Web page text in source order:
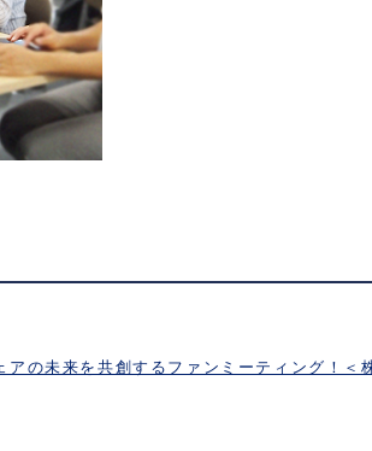
の未来を共創するファンミーティング！＜